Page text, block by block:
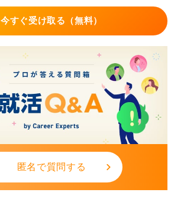
今すぐ受け取る（無料）
匿名で質問する